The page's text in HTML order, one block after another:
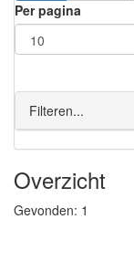
Per pagina
Filteren...
Overzicht
Gevonden: 1